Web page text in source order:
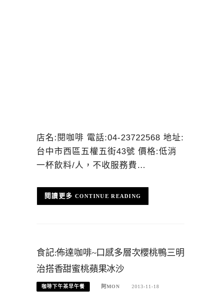
店名:閱咖啡 電話:04-23722568 地址:
台中市西區五權五街43號 價格:低消
一杯飲料/人，不收服務費…
CONTINUE READING
食記:佈達咖啡~口感多層次櫻桃鴨三明
治搭香甜蜜桃蘋果冰沙
咖啡下午茶早午餐 阿MON 2013-11-18